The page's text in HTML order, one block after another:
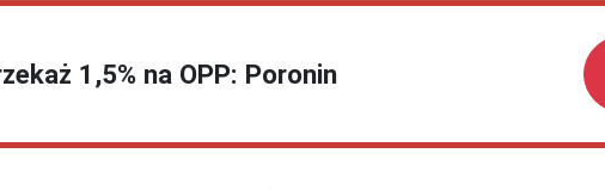
1,5% na OPP: Poronin